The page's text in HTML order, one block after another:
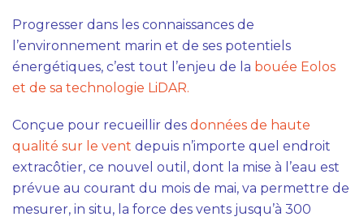
Progresser dans les connaissances de
l’environnement marin et de ses potentiels
énergétiques, c’est tout l’enjeu de la bouée Eolos
et de sa technologie LiDAR.
Conçue pour recueillir des données de haute
qualité sur le vent depuis n’importe quel endroit
extracôtier, ce nouvel outil, dont la mise à l’eau est
prévue au courant du mois de mai, va permettre de
mesurer, in situ, la force des vents jusqu’à 300